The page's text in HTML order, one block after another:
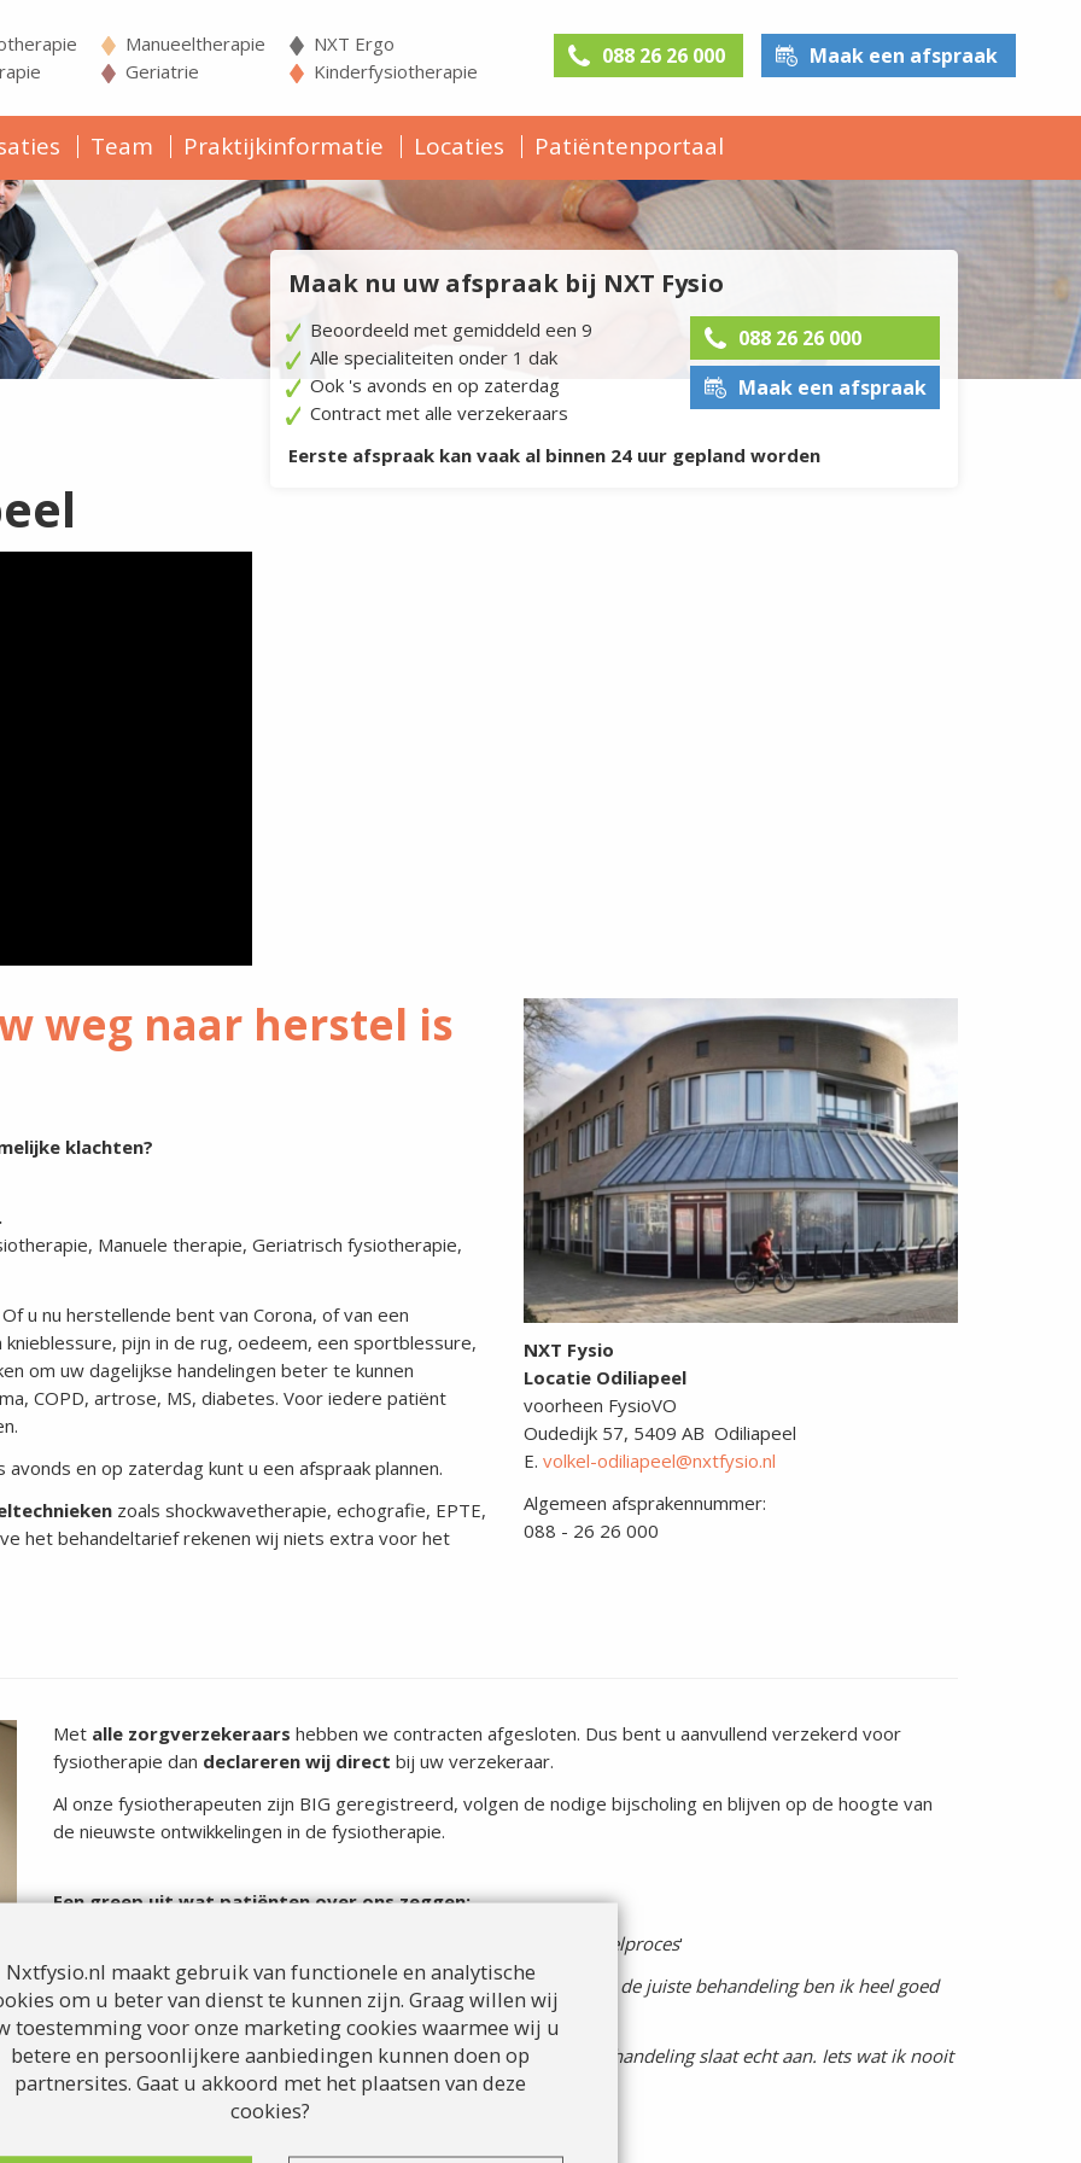
Nxtfysio.nl maakt gebruik van functionele en analytische
om u beter van dienst te kunnen zijn. Graag willen wij
toestemming voor onze marketing cookies waarmee wij u
betere en persoonlijkere aanbiedingen kunnen doen op
partnersites. Gaat u akkoord met het plaatsen van deze
cookies?
Manueeltherapie
Geriatrie
NXT Ergo
Kinderfysiotherapie
088 26 26 000 Maak een afspraak
Team Praktijkinformatie Locaties Patiëntenportaal
Maak nu uw afspraak bij NXT Fysio
Beoordeeld met gemiddeld een 9
Alle specialiteiten onder 1 dak
Ook 's avonds en op zaterdag
Contract met alle verzekeraars
088 26 26 000
Maak een afspraak
Eerste afspraak kan vaak al binnen 24 uur gepland worden
weg naar herstel is
klachten?
Manuele therapie, Geriatrisch fysiotherapie,
u nu herstellende bent van Corona, of van een
pijn in de rug, oedeem, een sportblessure,
om uw dagelijkse handelingen beter te kunnen
COPD, artrose, MS, diabetes. Voor iedere patiënt
en op zaterdag kunt u een afspraak plannen.
zoals shockwavetherapie, echografie, EPTE,
het behandeltarief rekenen wij niets extra voor het
NXT Fysio
Locatie Odiliapeel
voorheen FysioVO
Oudedijk 57, 5409 AB Odiliapeel
E. volkel-odiliapeel@nxtfysio.nl
Algemeen afsprakennummer:
088 - 26 26 000
Met alle zorgverzekeraars hebben we contracten afgesloten. Dus bent u aanvullend verzekerd voor
fysiotherapie dan declareren wij direct bij uw verzekeraar.
Al onze fysiotherapeuten zijn BIG geregistreerd, volgen de nodige bijscholing en blijven op de hoogte van
de nieuwste ontwikkelingen in de fysiotherapie.
Een greep uit wat patiënten over ons zeggen:
kundig en heeft steeds goed uitleg gegeven over voortgang in herstelproces'
'Er werd heel goed geluisterd naar de klachten die ik aangaf en door de juiste behandeling ben ik heel goed
hersteld.'
'ze nemen je echt serieus. Er wordt goed naar je geluisterd en de behandeling slaat echt aan. Iets wat ik nooit
ervaren heb elders.'
Leuke praktijk en vriendelijke fysiotherapeuten.